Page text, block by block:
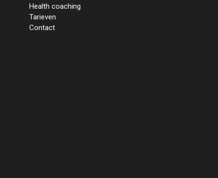
Health coaching
Tarieven
Contact
Home